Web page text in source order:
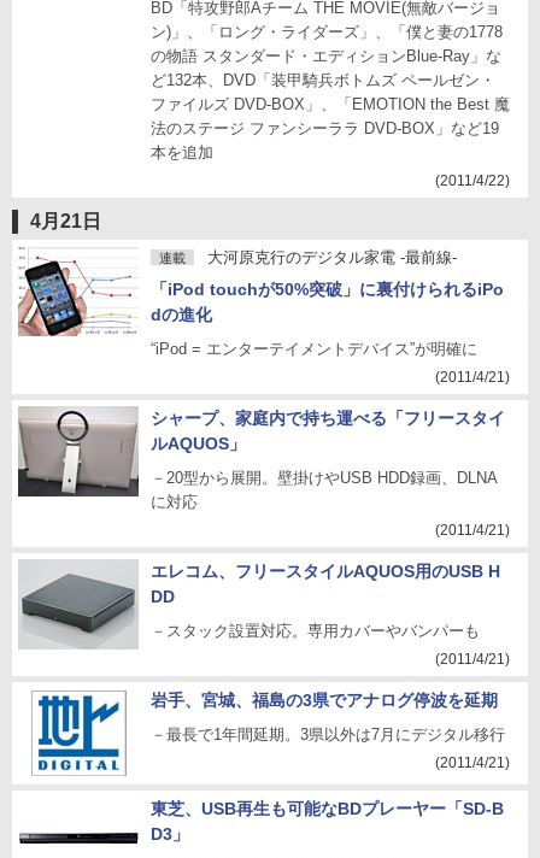
BD「特攻野郎Aチーム THE MOVIE(無敵バージョ
ン)」、「ロング・ライダーズ」、「僕と妻の1778
の物語 スタンダード・エディションBlue-Ray」な
ど132本、DVD「装甲騎兵ボトムズ ペールゼン・
ファイルズ DVD-BOX」、「EMOTION the Best 魔
法のステージ ファンシーララ DVD-BOX」など19
本を追加
(2011/4/22)
4月21日
連載 大河原克行のデジタル家電 -最前線-
「iPod touchが50%突破」に裏付けられるiPo
dの進化
“iPod = エンターテイメントデバイス”が明確に
(2011/4/21)
シャープ、家庭内で持ち運べる「フリースタイ
ルAQUOS」
－20型から展開。壁掛けやUSB HDD録画、DLNA
に対応
(2011/4/21)
エレコム、フリースタイルAQUOS用のUSB H
DD
－スタック設置対応。専用カバーやバンパーも
(2011/4/21)
岩手、宮城、福島の3県でアナログ停波を延期
－最長で1年間延期。3県以外は7月にデジタル移行
(2011/4/21)
東芝、USB再生も可能なBDプレーヤー「SD-B
D3」